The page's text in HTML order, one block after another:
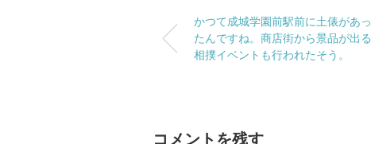
かつて成城学園前駅前に土俵があっ
たんですね。商店街から景品が出る
相撲イベントも行われたそう。
コメントを残す